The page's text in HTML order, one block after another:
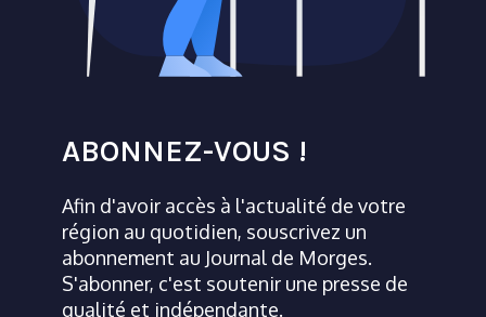
ABONNEZ-VOUS !
Afin d'avoir accès à l'actualité de votre
région au quotidien, souscrivez un
abonnement au Journal de Morges.
S'abonner, c'est soutenir une presse de
qualité et indépendante.